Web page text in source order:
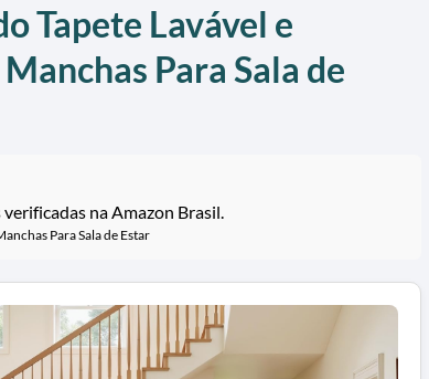
Tapete Lavável e
Para Sala de
na Amazon Brasil.
Para Sala de Estar